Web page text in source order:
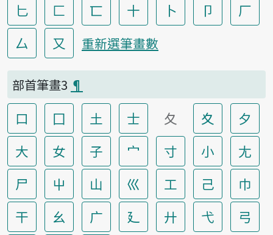
匕
匚 匸 十 卜 卩
厂
厶
又 重新選筆畫數
部首筆畫3 ¶
口 囗 土 士 夂 夊
夕
大
女 子 宀 寸 小
尢
尸
屮 山 巛 工 己
巾
干
幺 广 廴 廾 弋 弓